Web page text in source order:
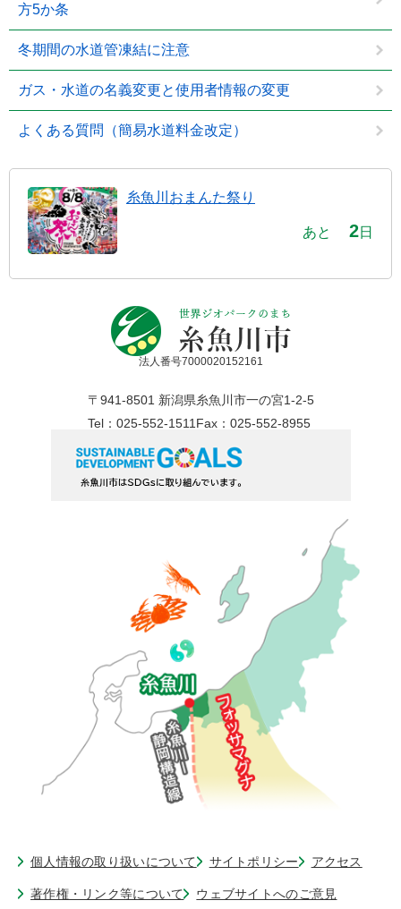
方5か条
冬期間の水道管凍結に注意
ガス・水道の名義変更と使用者情報の変更
よくある質問（簡易水道料金改定）
糸魚川おまんた祭り
あと 2日
法人番号7000020152161
〒941-8501 新潟県糸魚川市一の宮1-2-5
Tel：025-552-1511 Fax：025-552-8955
個人情報の取り扱いについて サイトポリシー アクセス
著作権・リンク等について ウェブサイトへのご意見